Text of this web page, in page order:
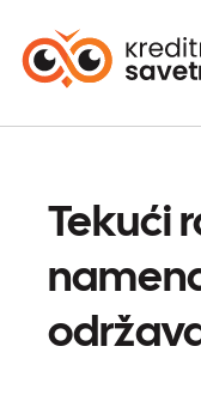
Tekući